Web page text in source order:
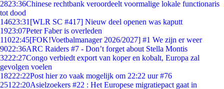
2823:36Chinese rechtbank veroordeelt voormalige lokale functionaris
tot dood
14623:31 [WLR SC #417] Nieuw deel openen was kaputt
1923:07Peter Faber is overleden
11022:45[FOK!Voetbalmanager 2026/2027] #1 We zijn er weer
9022:36ARC Raiders #7 - Don’t forget about Stella Montis
3222:27Congo verbiedt export van koper en kobalt, Europa zal
gevolgen voelen
18222:22Post hier zo vaak mogelijk om 22:22 uur #76
251 22:20Asielzoekers #22 : Het Europese migratiepact gaat in